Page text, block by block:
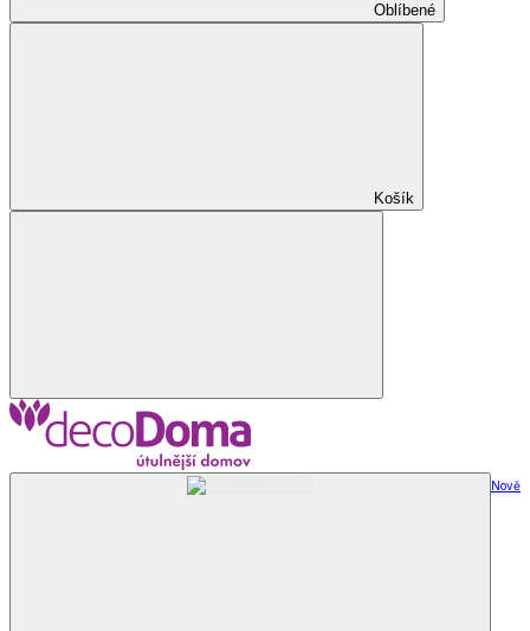
Oblíbené
Košík
Nově